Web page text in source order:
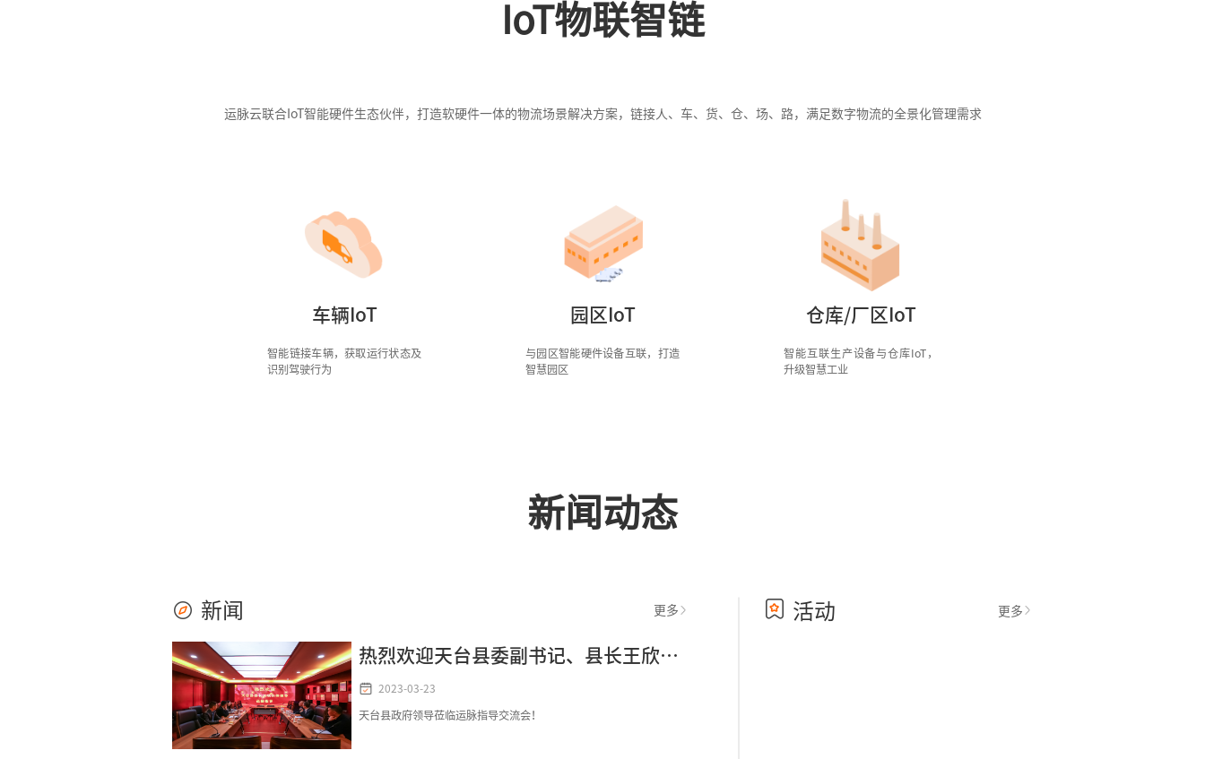
IoT物联智链
运脉云联合IoT智能硬件生态伙伴，打造软硬件一体的物流场景解决方案，链接人、车、货、仓、场、路，满足数字物流的全景化管理需求
车辆IoT
智能链接车辆，获取运行状态及
识别驾驶行为
园区IoT
与园区智能硬件设备互联，打造
智慧园区
仓库/厂区IoT
智能互联生产设备与仓库IoT，
升级智慧工业
新闻动态
新闻 更多
热烈欢迎天台县委副书记、县长王欣东一行莅临运脉云指导交流！
2023-03-23
天台县政府领导莅临运脉指导交流会！
活动 更多